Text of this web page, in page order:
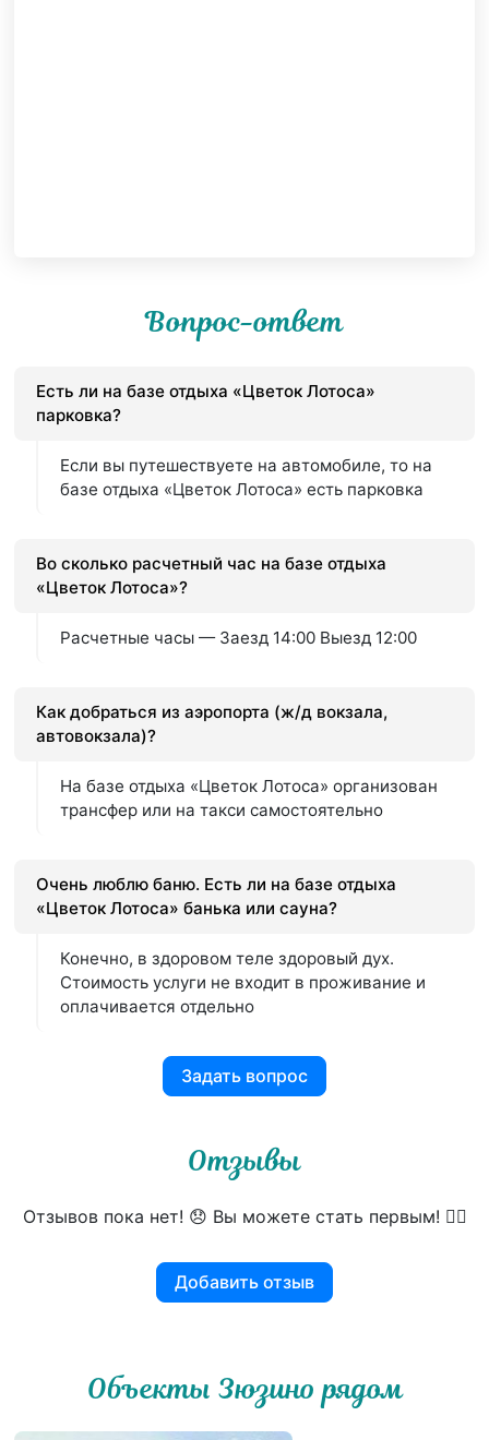
Вопрос-ответ
Есть ли на базе отдыха «Цветок Лотоса»
парковка?
Если вы путешествуете на автомобиле, то на
базе отдыха «Цветок Лотоса» есть парковка
Во сколько расчетный час на базе отдыха
«Цветок Лотоса»?
Расчетные часы — Заезд 14:00 Выезд 12:00
Как добраться из аэропорта (ж/д вокзала,
автовокзала)?
На базе отдыха «Цветок Лотоса» организован
трансфер или на такси самостоятельно
Очень люблю баню. Есть ли на базе отдыха
«Цветок Лотоса» банька или сауна?
Конечно, в здоровом теле здоровый дух.
Стоимость услуги не входит в проживание и
оплачивается отдельно
Задать вопрос
Отзывы
Отзывов пока нет! 😞 Вы можете стать первым! 👍🏻
Добавить отзыв
Объекты Зюзино рядом